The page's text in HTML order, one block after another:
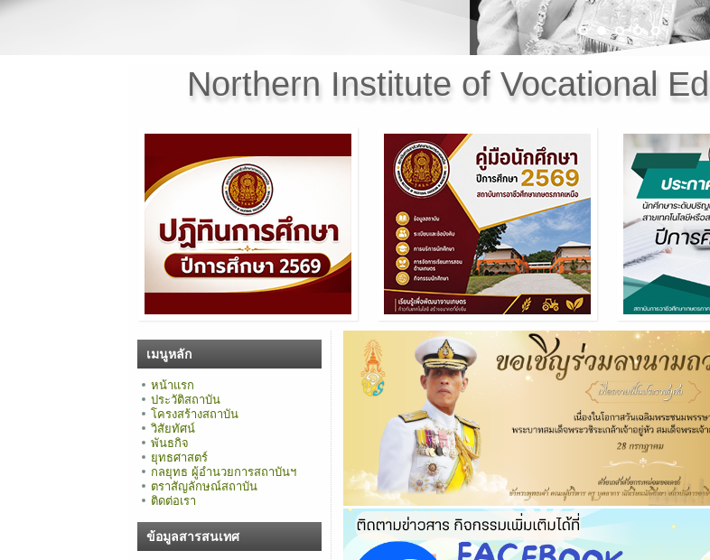
Northern Institute of Vocational
เมนูหลัก
หน้าแรก
ประวัติสถาบัน
โครงสร้างสถาบัน
วิสัยทัศน์
พันธกิจ
ยุทธศาสตร์
กลยุทธ ผู้อำนวยการสถาบันฯ
ตราสัญลักษณ์สถาบัน
ติดต่อเรา
ข้อมูลสารสนเทศ